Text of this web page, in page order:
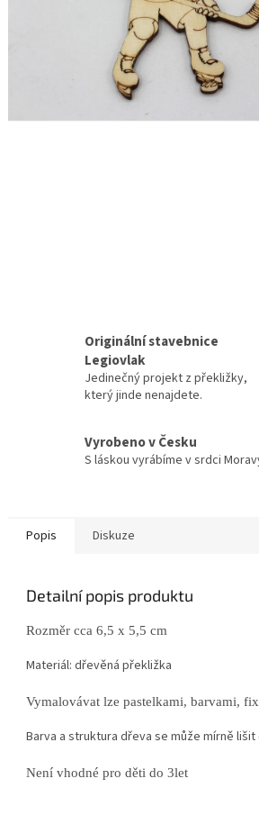
Originální stavebnice
Legiovlak
Jedinečný projekt z překližky,
který jinde nenajdete.
Vyrobeno v Česku
S láskou vyrábíme v srdci
Popis Diskuze
Detailní popis produktu
Rozměr cca 6,5 x 5,5 cm
Materiál: dřevěná překližka
Vymalovávat lze pastelkami, barvami,
Barva a struktura dřeva se může mírně
Není vhodné pro děti do 3let